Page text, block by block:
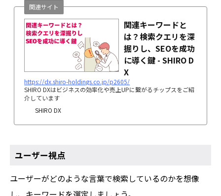
関連キーワードと
は？検索クエリを深
掘りし、SEOを成功
に導く鍵 - SHIRO D
X
https://dx.shiro-holdings.co.jp/p2605/
SHIRO DXはビジネスの効率化や売上UPに繋がるチップスをご紹
介しています
SHIRO DX
関連サイト
ユーザー視点
ユーザーがどのような言葉で検索しているのかを想像